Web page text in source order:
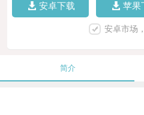
安卓下载 苹果
安卓市场
简介